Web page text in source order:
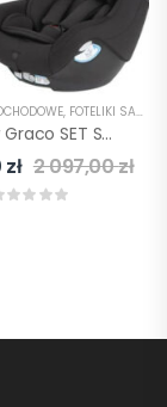
Z ISOFIX
, FOTELIKI SAMOCHODOWE 0-36 KG
Zestaw Graco SET SNUGLITE + SnugGO + Baza Isofix
zł 2 097,00zł